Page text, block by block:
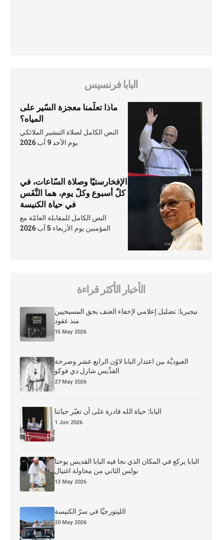
البابا فرنسيس
ماذا تعلّمنا معجزة السّير على
المياه؟
النص الكامل لصلاة التبشير الملائكي
يوم الأحد 9 آب 2026
الإفخارستيّا وصلاة السّاعات، في
كلّ أسبوع وكلّ يوم، هما النَّفَس
في حياة الكنيسة
النص الكامل للمقابلة العامّة مع
المؤمنين يوم الأربعاء 5 آب 2026
الأخبار الأكثر قراءة
نيجيريا: تضليل إعلامي لإخفاء العنف بحق المسيحيين
منذ عقود
15 May 2026
العبوديَّة بين اعتذار البابا لاوُن الرابع عشر وصرخة
القدِّيس شارل دي فوكو
27 May 2026
البابا: حياة الله قادرة على أن تغيّر حياتنا
1 Jun 2026
البابا يركع في المكان الذي نجا فيه البابا القديس يوحنا
بولس الثاني من محاولة اغتيال
13 May 2026
الليتورجيَّا في سرّ الكنيسة
20 May 2026